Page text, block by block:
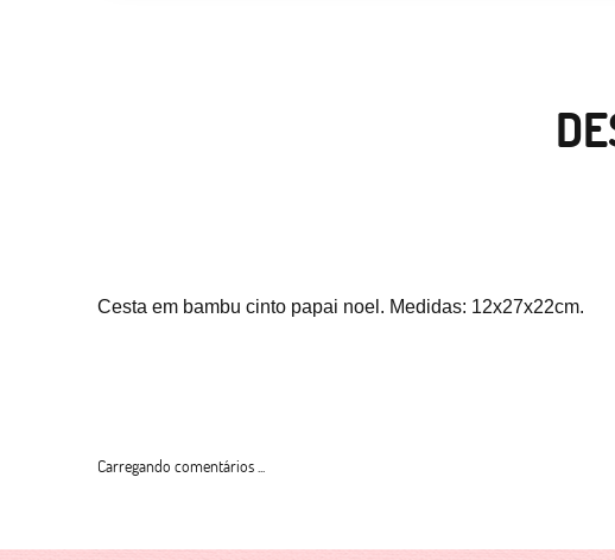
Cesta em bambu cinto papai noel. Medidas: 12x27x22cm.
Carregando comentários ...